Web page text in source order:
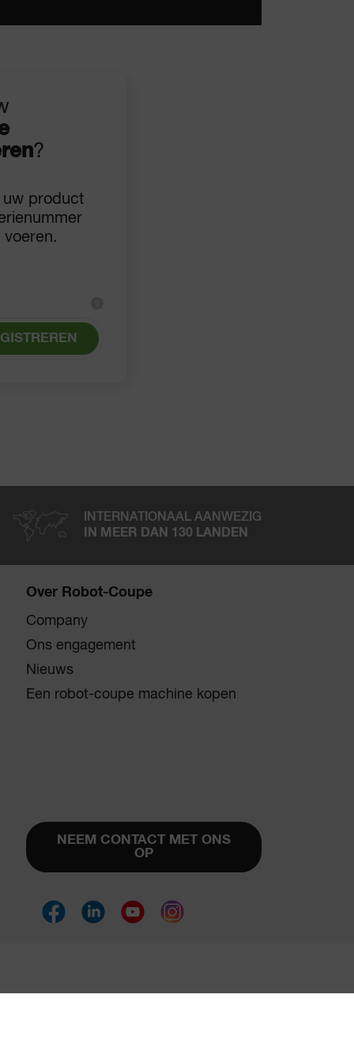
?
uw product
voeren.
INTERNATIONAAL AANWEZIG
IN MEER DAN 130 LANDEN
Over Robot-Coupe
Company
Ons engagement
Nieuws
Een robot-coupe machine kopen
NEEM CONTACT MET ONS
OP